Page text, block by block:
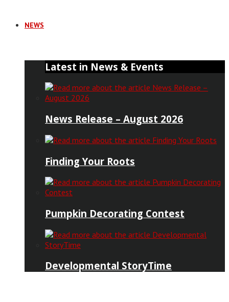
NEWS
Latest in News & Events
News Release – August 2026
Finding Your Roots
Pumpkin Decorating Contest
Developmental StoryTime